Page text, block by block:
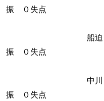
振 ０失点
船迫 ０回１
振 ０失点
中川 １回０
振 ０失点